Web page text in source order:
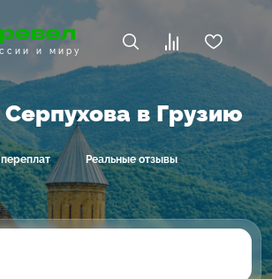
и миру
в Грузию
Реальные отзывы